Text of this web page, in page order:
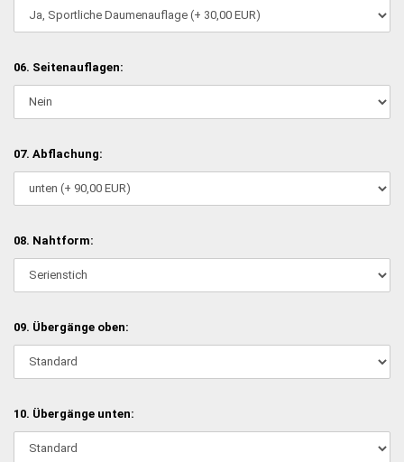
06. Seitenauflagen:
07. Abflachung:
08. Nahtform:
09. Übergänge oben:
10. Übergänge unten: